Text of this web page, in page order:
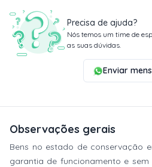
Precisa de ajuda?
Nós temos um time de
as suas dúvidas.
Enviar
Observações gerais
Bens no estado de conservação
garantia de funcionamento e